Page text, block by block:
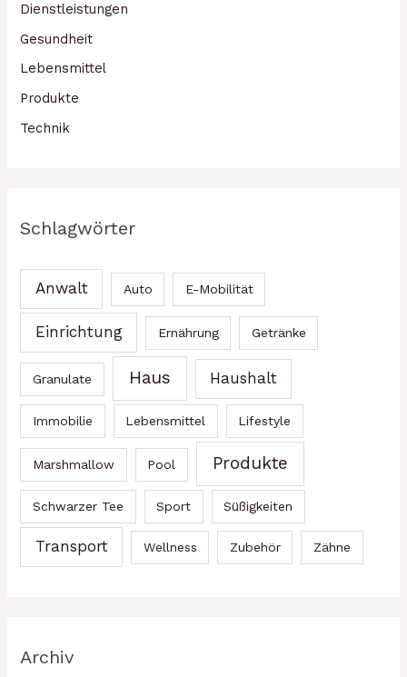
Dienstleistungen
Gesundheit
Lebensmittel
Produkte
Technik
Schlagwörter
Anwalt Auto E-Mobilität
Einrichtung Ernährung Getränke
Granulate Haus Haushalt
Immobilie Lebensmittel Lifestyle
Marshmallow Pool Produkte
Schwarzer Tee Sport Süßigkeiten
Transport Wellness Zubehör Zähne
Archiv